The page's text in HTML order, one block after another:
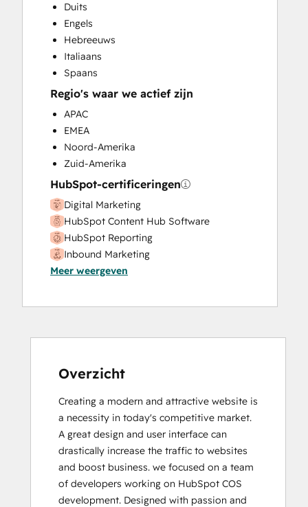
Duits
Engels
Hebreeuws
Italiaans
Spaans
Regio's waar we actief zijn
APAC
EMEA
Noord-Amerika
Zuid-Amerika
HubSpot-certificeringen
Digital Marketing
HubSpot Content Hub Software
HubSpot Reporting
Inbound Marketing
Inbound Sales
Meer weergeven
Overzicht
Creating a modern and attractive website is
a necessity in today's competitive market.
A great design and user interface can
drastically increase the traffic to websites
and boost business. we focused on a team
of developers working on HubSpot COS
development. Designed with passion and